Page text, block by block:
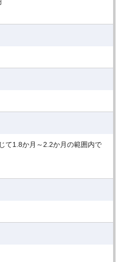
て1.8か月～2.2か月の範囲内で